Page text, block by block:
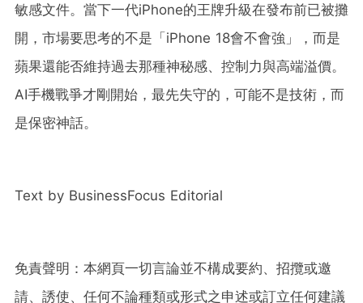
敏感文件。當下一代iPhone的王牌升級在發布前已被攤
開，市場要思考的不是「iPhone 18會不會強」，而是
蘋果還能否維持過去那種神秘感、控制力與高端溢價。
AI手機戰爭才剛開始，最先失守的，可能不是技術，而
是保密神話。
Text by BusinessFocus Editorial
免責聲明：本網頁一切言論並不構成要約、招攬或邀
請、誘使、任何不論種類或形式之申述或訂立任何建議